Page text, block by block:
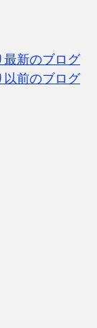
最新のブログ
以前のブログ